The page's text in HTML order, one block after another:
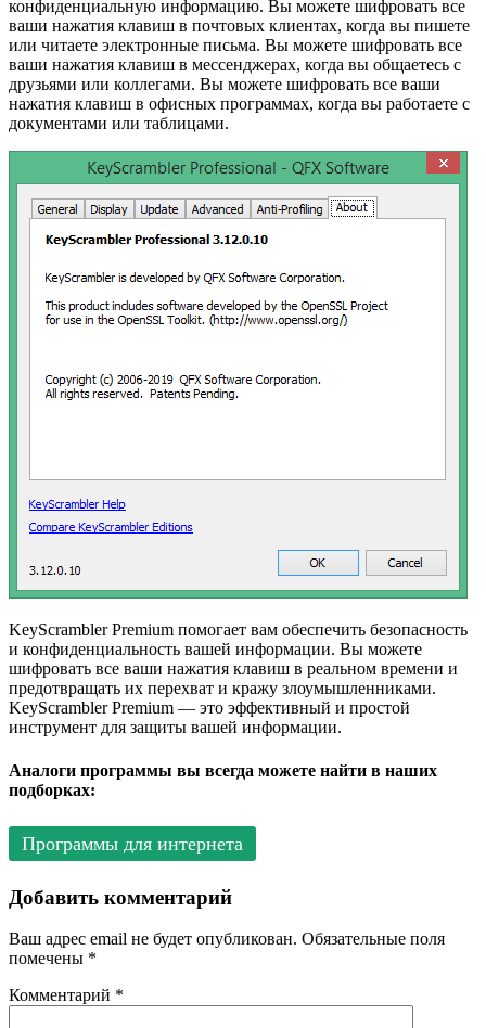
конфиденциальную информацию. Вы можете шифровать все
ваши нажатия клавиш в почтовых клиентах, когда вы пишете
или читаете электронные письма. Вы можете шифровать все
ваши нажатия клавиш в мессенджерах, когда вы общаетесь с
друзьями или коллегами. Вы можете шифровать все ваши
нажатия клавиш в офисных программах, когда вы работаете с
документами или таблицами.
KeyScrambler Premium помогает вам обеспечить безопасность
и конфиденциальность вашей информации. Вы можете
шифровать все ваши нажатия клавиш в реальном времени и
предотвращать их перехват и кражу злоумышленниками.
KeyScrambler Premium — это эффективный и простой
инструмент для защиты вашей информации.
Аналоги программы вы всегда можете найти в наших
подборках:
Программы для интернета
Добавить комментарий
Ваш адрес email не будет опубликован. Обязательные поля
помечены *
Комментарий *